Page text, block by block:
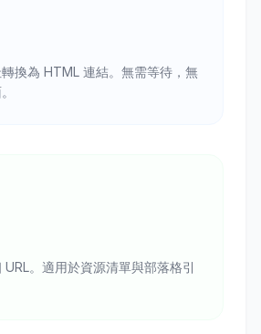
換為 HTML 連結。無需等待，無
。適用於資源清單與部落格引